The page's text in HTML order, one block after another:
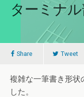
ターミナ
Share Tweet
複雑な一筆書き形状
した。